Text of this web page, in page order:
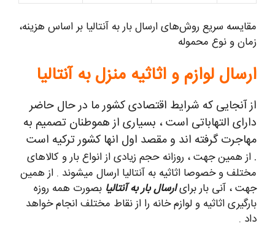
مقایسه سریع روش‌های ارسال بار به آنتالیا بر اساس هزینه،
زمان و نوع محموله
ارسال لوازم و اثاثیه منزل به آنتالیا
از آنجایی که شرایط اقتصادی کشور ما در حال حاضر
دارای التهاباتی است ، بسیاری از هموطنان تصمیم به
مهاجرت گرفته اند و مقصد اول انها کشور ترکیه است
. از همین جهت ، روزانه حجم زیادی از انواع بار و کالاهای
مختلف و خصوصا اثاثیه به آنتالیا ارسال میشوند . از همین
جهت ، آنی بار برایارسال بار به آنتالیا بصورت همه روزه
بارگیری اثاثیه و لوازم خانه را از نقاط مختلف انجام خواهد
داد .